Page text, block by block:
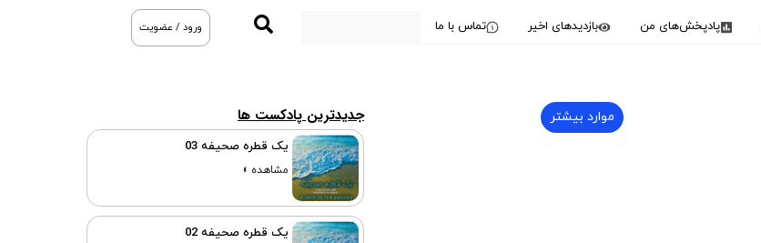
پادپخش‌های من بازدیدهای اخیر تماس با ما ورود / عضویت
موارد بیشتر جدیدترین پادکست ها
یک قطره صحیفه 03
مشاهده »
یک قطره صحیفه 02